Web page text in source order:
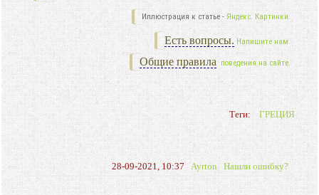
Иллюстрация к статье - Яндекс. Картинки.
Есть вопросы. Напишите нам.
Общие правила поведения на сайте.
Теги: ГРЕЦИЯ
28-09-2021, 10:37 Ayrton Нашли ошибку?